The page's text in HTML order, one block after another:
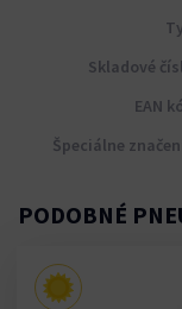
Skladové
EAN
Špeciálne
PODOBNÉ